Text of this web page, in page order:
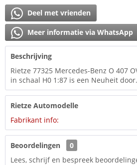
Deel met vrienden
Meer informatie via WhatsApp
Beschrijving
Rietze 77325 Mercedes-Benz O 407
in schaal H0 1:87 is een Neuheit
Rietze Automodelle
Fabrikant info:
Beoordelingen
0
Lees, schrijf en bespreek